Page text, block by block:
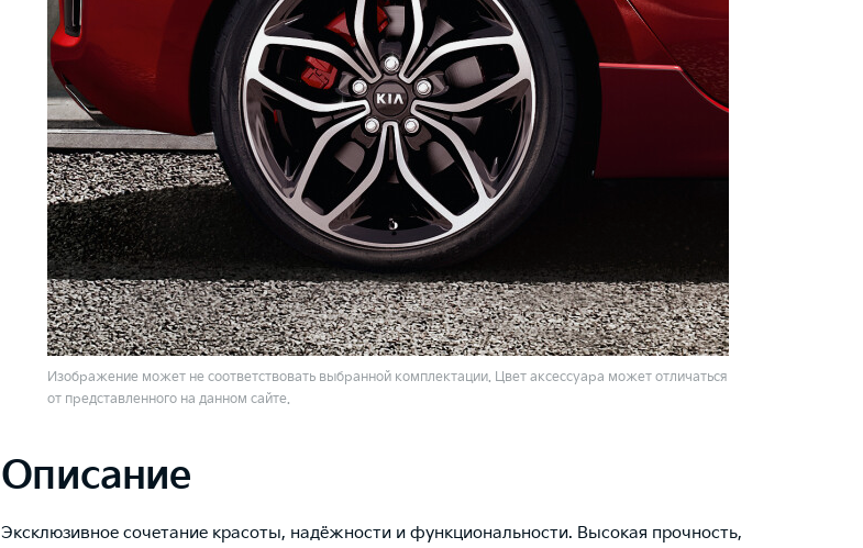
Изображение может не соответствовать выбранной комплектации. Цвет аксессуара может отличаться
от представленного на данном сайте.
Описание
Эксклюзивное сочетание красоты, надёжности и функциональности. Высокая прочность,